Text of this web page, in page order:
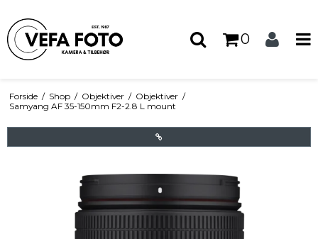
0
Forside / Shop / Objektiver / Objektiver /
Samyang AF 35-150mm F2-2.8 L mount